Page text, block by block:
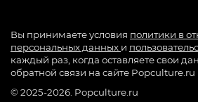
Вы принимаете условия политики в
персональных данных и
каждый раз, когда оставляете свои
обратной связи на сайте Popculture.ru
© 2025-2026. Popculture.ru